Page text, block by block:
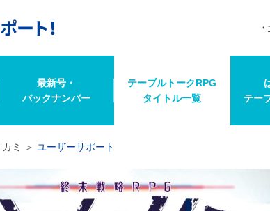
最新号・
バックナンバー
テーブルトークRPG
タイトル一覧
テー
ミ ユーザーサポート